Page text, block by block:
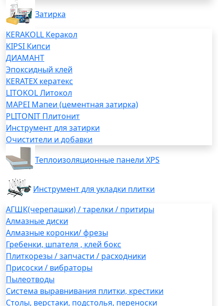
Затирка
KERAKOLL Керакол
KIPSI Кипси
ДИАМАНТ
Эпоксидный клей
KERATEX кератекс
LITOKOL Литокол
MAPEI Мапеи (цементная затирка)
PLITONIT Плитонит
Инструмент для затирки
Очистители и добавки
Теплоизоляционные панели XPS
Инструмент для укладки плитки
АГШК(черепашки) / тарелки / притиры
Алмазные диски
Алмазные коронки/ фрезы
Гребенки, шпателя , клей бокс
Плиткорезы / запчасти / расходники
Присоски / вибраторы
Пылеотводы
Система выравнивания плитки, крестики
Столы, верстаки, подстолья, переноски